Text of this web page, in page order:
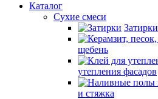
Каталог
Сухие смеси
Затирки
щебень
утепления фасадов
и стяжка